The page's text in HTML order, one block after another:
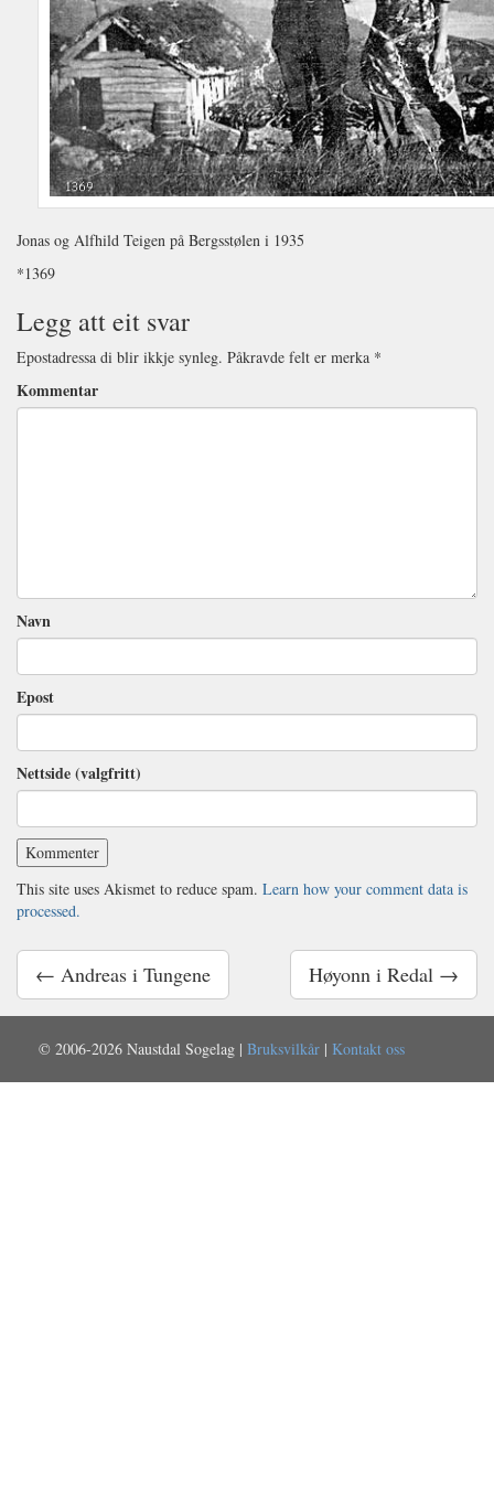
Jonas og Alfhild Teigen på Bergsstølen i 1935
*1369
Legg att eit svar
Epostadressa di blir ikkje synleg. Påkravde felt er merka *
Kommentar
Navn
Epost
Nettside (valgfritt)
This site uses Akismet to reduce spam. Learn how your comment data is
processed.
← Andreas i Tungene Høyonn i Redal →
© 2006-2026 Naustdal Sogelag | Bruksvilkår | Kontakt oss